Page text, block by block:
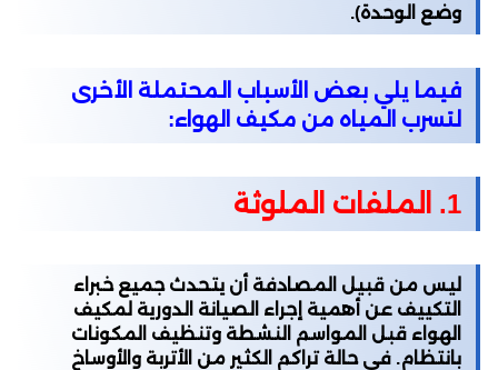
وضع الوحدة).
فيما يلي بعض الأسباب المحتملة الأخرى
لتسرب المياه من مكيف الهواء:
1. الملفات الملوثة
ليس من قبيل المصادفة أن يتحدث جميع خبراء
التكييف عن أهمية إجراء الصيانة الدورية لمكيف
الهواء قبل المواسم النشطة وتنظيف المكونات
بانتظام. في حالة تراكم الكثير من الأتربة والأوساخ